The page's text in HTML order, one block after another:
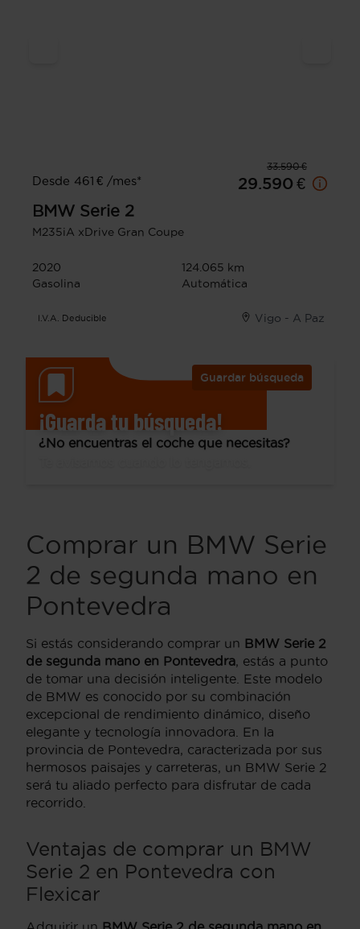
33.590 €
Desde 461 € /mes*
29.590 €
BMW Serie 2
M235iA xDrive Gran Coupe
2020
124.065 km
Gasolina
Automática
I.V.A. Deducible Vigo - A Paz
Guardar búsqueda
¡Guarda tu búsqueda!
¿No encuentras el coche que necesitas?
Comprar un BMW Serie
2 de segunda mano en
Pontevedra
Si estás considerando comprar un BMW Serie 2
de segunda mano en Pontevedra, estás a punto
de tomar una decisión inteligente. Este modelo
de BMW es conocido por su combinación
excepcional de rendimiento dinámico, diseño
elegante y tecnología innovadora. En la
provincia de Pontevedra, caracterizada por sus
hermosos paisajes y carreteras, un BMW Serie 2
será tu aliado perfecto para disfrutar de cada
recorrido.
Ventajas de comprar un BMW
Serie 2 en Pontevedra con
Flexicar